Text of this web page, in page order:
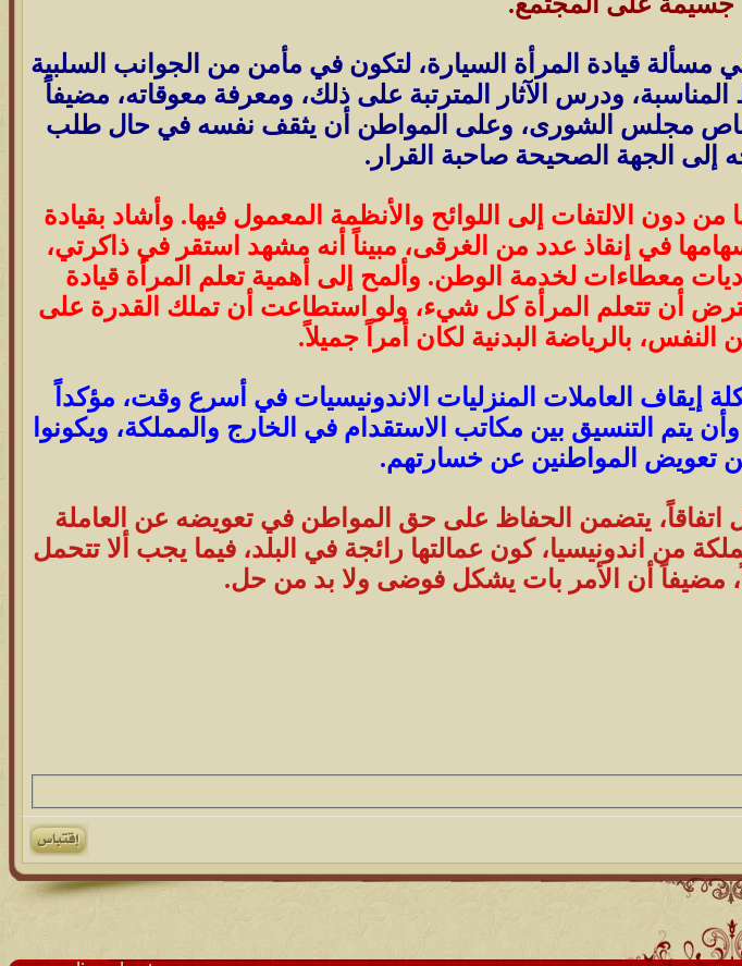
مسألة قيادة المرأة السيارة، لتكون في مأمن من الجوانب السلبية
ودرس الآثار المترتبة على ذلك، ومعرفة معوقاته، مضيفاً
مجلس الشورى، وعلى المواطن أن يثقف نفسه في حال طلب
إلى الجهة الصحيحة صاحبة القرار.
من دون الالتفات إلى اللوائح والأنظمة المعمول فيها. وأشاد بقيادة
في إنقاذ عدد من الغرقى، مبيناً أنه مشهد استقر في ذاكرتي،
معطاءات لخدمة الوطن. وألمح إلى أهمية تعلم المرأة قيادة
يفترض أن تتعلم المرأة كل شيء، ولو استطاعت أن تملك القدرة على
بالرياضة البدنية لكان أمراً جميلاً.
إيقاف العاملات المنزليات الاندونيسيات في أسرع وقت، مؤكداً
يتم التنسيق بين مكاتب الاستقدام في الخارج والمملكة، ويكونوا
تعويض المواطنين عن خسارتهم.
اتفاقاً، يتضمن الحفاظ على حق المواطن في تعويضه عن العاملة
من اندونيسيا، كون عمالتها رائجة في البلد، فيما يجب ألا تتحمل
مضيفاً أن الأمر بات يشكل فوضى ولا بد من حل.